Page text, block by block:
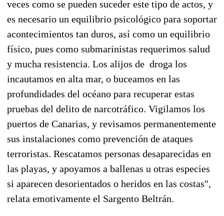
veces como se pueden suceder este tipo de actos, y
es necesario un equilibrio psicológico para soportar
acontecimientos tan duros, así como un equilibrio
físico, pues como submarinistas requerimos salud
y mucha resistencia. Los alijos de droga los
incautamos en alta mar, o buceamos en las
profundidades del océano para recuperar estas
pruebas del delito de narcotráfico. Vigilamos los
puertos de Canarias, y revisamos permanentemente
sus instalaciones como prevención de ataques
terroristas. Rescatamos personas desaparecidas en
las playas, y apoyamos a ballenas u otras especies
si aparecen desorientados o heridos en las costas",
relata emotivamente el Sargento Beltrán.